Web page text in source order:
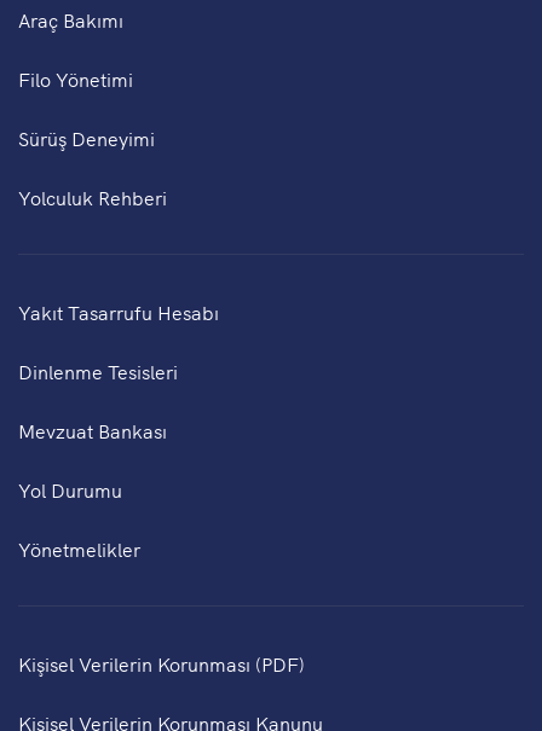
Araç Bakımı
Filo Yönetimi
Sürüş Deneyimi
Yolculuk Rehberi
Yakıt Tasarrufu Hesabı
Dinlenme Tesisleri
Mevzuat Bankası
Yol Durumu
Yönetmelikler
Kişisel Verilerin Korunması (PDF)
Kişisel Verilerin Korunması Kanunu